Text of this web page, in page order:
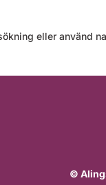
eller använd
©